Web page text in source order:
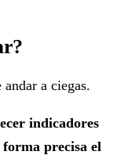
andar a ciegas.
indicadores
precisa el